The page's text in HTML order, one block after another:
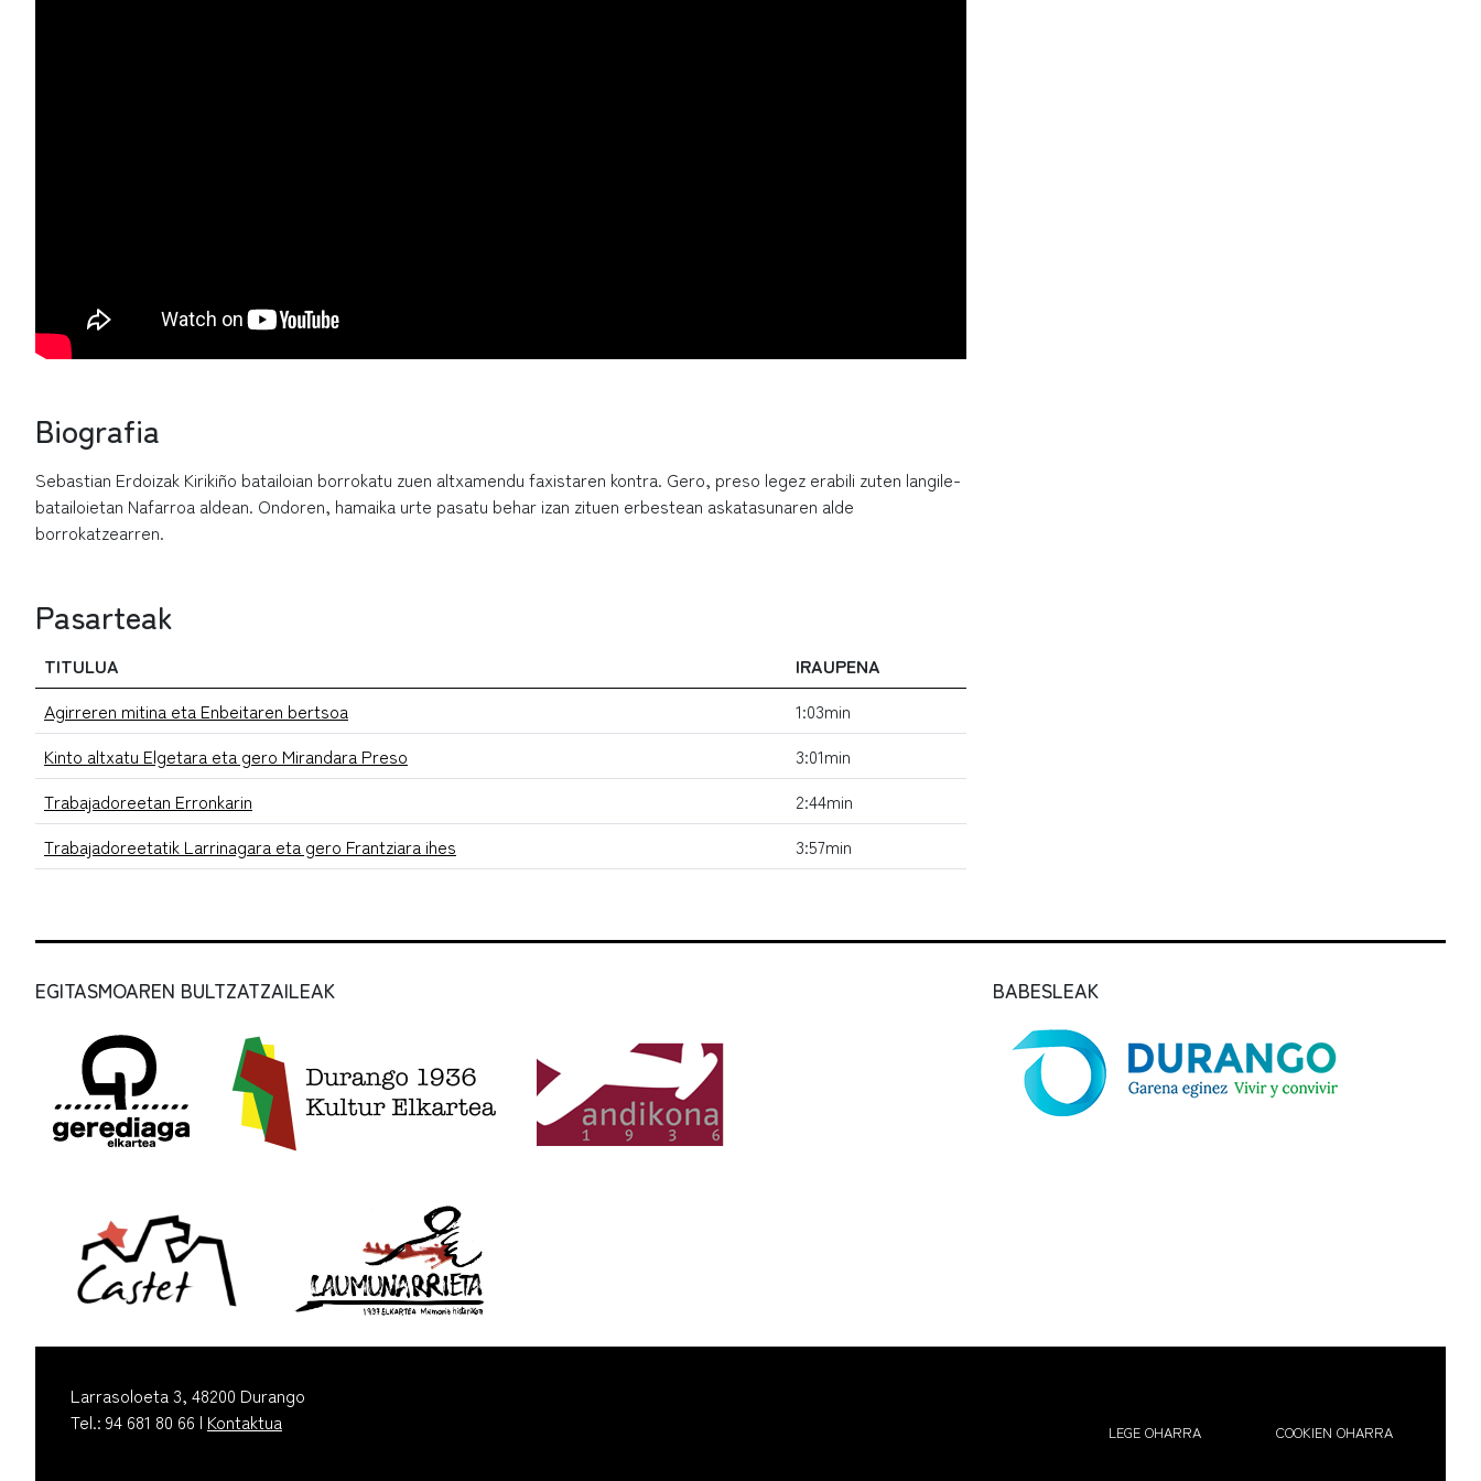
Biografia
Sebastian Erdoizak Kirikiño batailoian borrokatu zuen altxamendu faxistaren kontra. Gero, preso legez erabili zuten langile-
batailoietan Nafarroa aldean. Ondoren, hamaika urte pasatu behar izan zituen erbestean askatasunaren alde
borrokatzearren.
Pasarteak
TITULUA
IRAUPENA
Agirreren mitina eta Enbeitaren bertsoa
1:03min
Kinto altxatu Elgetara eta gero Mirandara Preso
3:01min
Trabajadoreetan Erronkarin
2:44min
Trabajadoreetatik Larrinagara eta gero Frantziara ihes
3:57min
EGITASMOAREN BULTZATZAILEAK BABESLEAK
Larrasoloeta 3, 48200 Durango
Tel.: 94 681 80 66 | Kontaktua LEGE OHARRA COOKIEN OHARRA